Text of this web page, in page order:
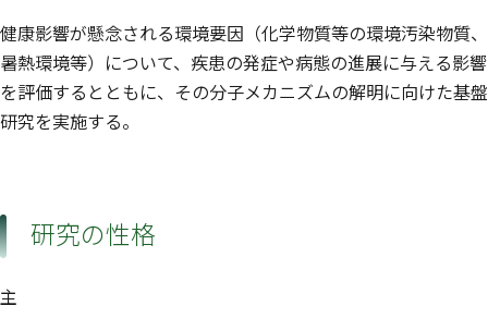
健康影響が懸念される環境要因（化学物質等の環境汚染物質、
暑熱環境等）について、疾患の発症や病態の進展に与える影響
を評価するとともに、その分子メカニズムの解明に向けた基盤
研究を実施する。
研究の性格
主